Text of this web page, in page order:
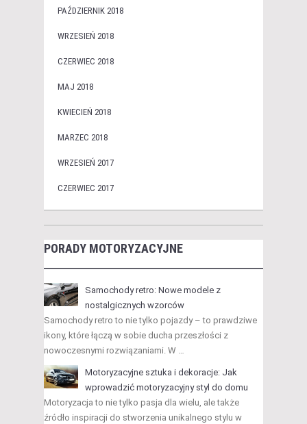
PAŹDZIERNIK 2018
WRZESIEŃ 2018
CZERWIEC 2018
MAJ 2018
KWIECIEŃ 2018
MARZEC 2018
WRZESIEŃ 2017
CZERWIEC 2017
PORADY MOTORYZACYJNE
Samochody retro: Nowe modele z
nostalgicznych wzorców
Samochody retro to nie tylko pojazdy – to prawdziwe
ikony, które łączą w sobie ducha przeszłości z
nowoczesnymi rozwiązaniami. W …
Motoryzacyjne sztuka i dekoracje: Jak
wprowadzić motoryzacyjny styl do domu
Motoryzacja to nie tylko pasja dla wielu, ale także
źródło inspiracji do stworzenia unikalnego stylu w